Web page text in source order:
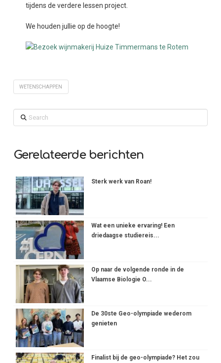
tijdens de verdere lessen project.
We houden jullie op de hoogte!
WETENSCHAPPEN
Search
Gerelateerde berichten
Sterk werk van Roan!
Wat een unieke ervaring! Een
driedaagse studiereis...
Op naar de volgende ronde in de
Vlaamse Biologie O...
De 30ste Geo-olympiade wederom
genieten
Finalist bij de geo-olympiade? Het zou